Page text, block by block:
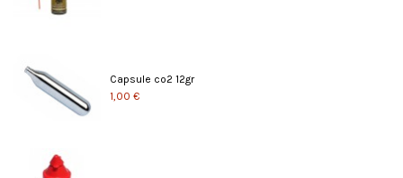
Capsule co2 12gr
1,00 €